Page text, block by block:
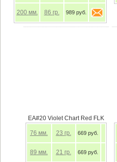
200 мм. 86 гр. 989 руб.
EA#20 Violet Chart Red FLK
76 мм. 23 гр. 669 руб.
89 мм. 21 гр. 669 руб.